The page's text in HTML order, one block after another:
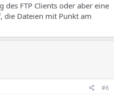
des FTP Clients oder aber eine
die Dateien mit Punkt am
#6